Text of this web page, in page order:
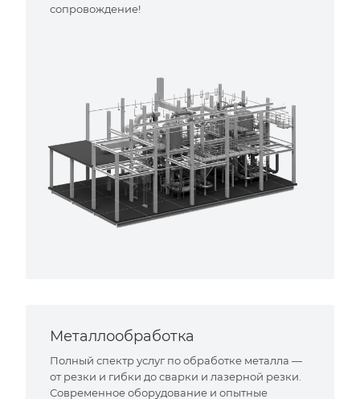
сопровождение!
Металлообработка
Полный спектр услуг по обработке металла —
от резки и гибки до сварки и лазерной резки.
Современное оборудование и опытные